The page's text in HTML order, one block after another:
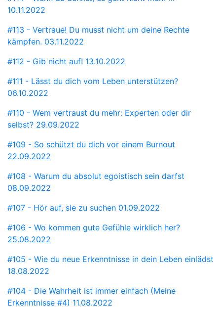
10.11.2022
#113 - Vertraue! Du musst nicht um deine Rechte
kämpfen. 03.11.2022
#112 - Gib nicht auf! 13.10.2022
#111 - Lässt du dich vom Leben unterstützen?
06.10.2022
#110 - Wem vertraust du mehr: Experten oder dir
selbst? 29.09.2022
#109 - So schützt du dich vor einem Burnout
22.09.2022
#108 - Warum du absolut egoistisch sein darfst
08.09.2022
#107 - Hör auf, sie zu suchen 01.09.2022
#106 - Wo kommen gute Gefühle wirklich her?
25.08.2022
#105 - Wie du neue Erkenntnisse in dein Leben einlädst
18.08.2022
#104 - Die Wahrheit ist immer einfach (Meine
Erkenntnisse #4) 11.08.2022